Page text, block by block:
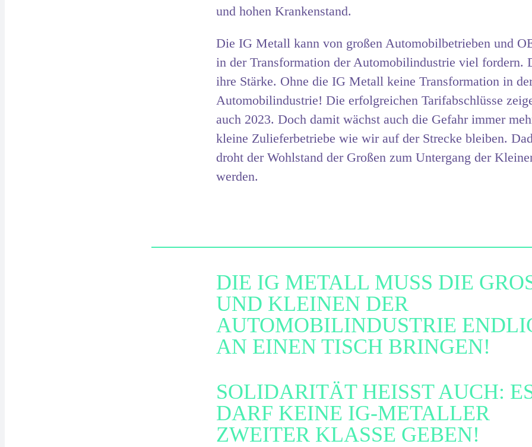
und hohen Krankenstand.
Die IG Metall kann von großen Automobilbetrieben und
in der Transformation der Automobilindustrie viel fordern.
ihre Stärke. Ohne die IG Metall keine Transformation in
Automobilindustrie! Die erfolgreichen Tarifabschlüsse
auch 2023. Doch damit wächst auch die Gefahr immer
kleine Zulieferbetriebe wie wir auf der Strecke bleiben.
droht der Wohlstand der Großen zum Untergang der
werden.
DIE IG METALL MUSS DIE
UND KLEINEN DER
AUTOMOBILINDUSTRIE
AN EINEN TISCH BRINGEN!
SOLIDARITÄT HEISST AUCH:
DARF KEINE IG-METALLER
ZWEITER KLASSE GEBEN!